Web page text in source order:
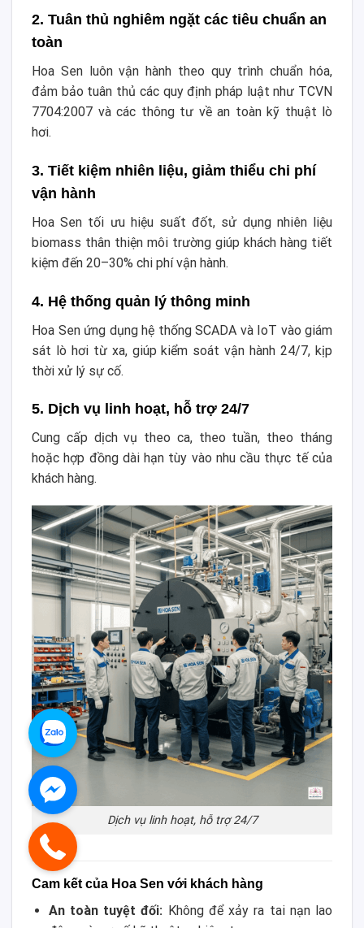
2. Tuân thủ nghiêm ngặt các tiêu chuẩn an
toàn
Hoa Sen luôn vận hành theo quy trình chuẩn hóa,
đảm bảo tuân thủ các quy định pháp luật như TCVN
7704:2007 và các thông tư về an toàn kỹ thuật lò
hơi.
3. Tiết kiệm nhiên liệu, giảm thiểu chi phí
vận hành
Hoa Sen tối ưu hiệu suất đốt, sử dụng nhiên liệu
biomass thân thiện môi trường giúp khách hàng tiết
kiệm đến 20–30% chi phí vận hành.
4. Hệ thống quản lý thông minh
Hoa Sen ứng dụng hệ thống SCADA và IoT vào giám
sát lò hơi từ xa, giúp kiểm soát vận hành 24/7, kịp
thời xử lý sự cố.
5. Dịch vụ linh hoạt, hỗ trợ 24/7
Cung cấp dịch vụ theo ca, theo tuần, theo tháng
hoặc hợp đồng dài hạn tùy vào nhu cầu thực tế của
khách hàng.
Dịch vụ linh hoạt, hỗ trợ 24/7
Cam kết của Hoa Sen với khách hàng
An toàn tuyệt đối: Không để xảy ra tai nạn lao